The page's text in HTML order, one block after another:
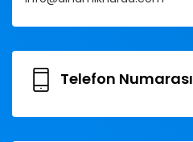
Telefon Numarası